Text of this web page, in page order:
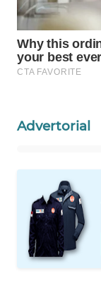
Advertorial
DESA
WISATA
LAPAK
WAHANA
Network
MASYARAKAT
KELISTRIKAN
WALINKI